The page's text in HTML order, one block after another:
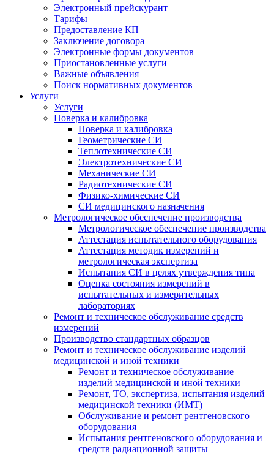
Электронный прейскурант
Тарифы
Предоставление КП
Заключение договора
Электронные формы документов
Приостановленные услуги
Важные объявления
Поиск нормативных документов
Услуги
Услуги
Поверка и калибровка
Поверка и калибровка
Геометрические СИ
Теплотехнические СИ
Электротехнические СИ
Механические СИ
Радиотехнические СИ
Физико-химические СИ
СИ медицинского назначения
Метрологическое обеспечение производства
Метрологическое обеспечение производства
Аттестация испытательного оборудования
Аттестация методик измерений и
метрологическая экспертиза
Испытания СИ в целях утверждения типа
Оценка состояния измерений в
испытательных и измерительных
лабораториях
Ремонт и техническое обслуживание средств
измерений
Производство стандартных образцов
Ремонт и техническое обслуживание изделий
медицинской и иной техники
Ремонт и техническое обслуживание
изделий медицинской и иной техники
Ремонт, ТО, экспертиза, испытания изделий
медицинской техники (ИМТ)
Обслуживание и ремонт рентгеновского
оборудования
Испытания рентгеновского оборудования и
средств радиационной защиты